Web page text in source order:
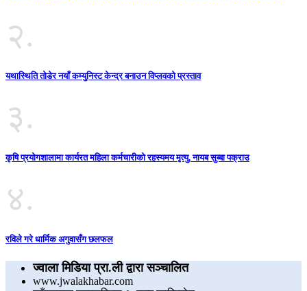
२.
यथास्थिति तोडेर नयाँ कम्युनिस्ट केन्द्र बनाउन विप्लवको प्रस्ताव
३.
कृषि प्रयोगशालामा कार्यरत महिला कर्मचारीको रहस्यमय मृत्यु, नायब सुब्बा पक्राउ
४.
रविले गरे धार्मिक अगुवासँग छलफल
ज्वाला मिडिया प्रा.ली द्वारा सञ्चालित
www.jwalakhabar.com